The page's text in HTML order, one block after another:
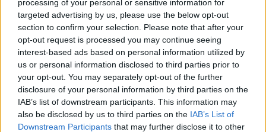
processing of your personal or sensitive information for
targeted advertising by us, please use the below opt-out
section to confirm your selection. Please note that after your
opt-out request is processed you may continue seeing
interest-based ads based on personal information utilized by
us or personal information disclosed to third parties prior to
your opt-out. You may separately opt-out of the further
disclosure of your personal information by third parties on the
IAB’s list of downstream participants. This information may
also be disclosed by us to third parties on the IAB’s List of
Downstream Participants that may further disclose it to other
αποκαλούμενη «γιαγιά της ροκ»άφησε την
τελευταία της πνοή, σε ηλικία 83 ετών, στην
Ελβετίακαι συγκεκριμένα στο σπίτι της,
στην πόλη Κούσναχτ, κοντά στη Ζυρίχη,
όπως ανακοίνωσε εκπρόσωπός της.
Στην πολυετή καριέρα της, ηχογράφησε
σπουδαίες επιτυχίες, όπως τα τραγούδια
«What’s Love Got to Do with It» και «(Simply)